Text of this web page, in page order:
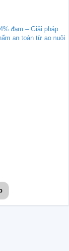
đạm – Giải pháp
an toàn từ ao nuôi